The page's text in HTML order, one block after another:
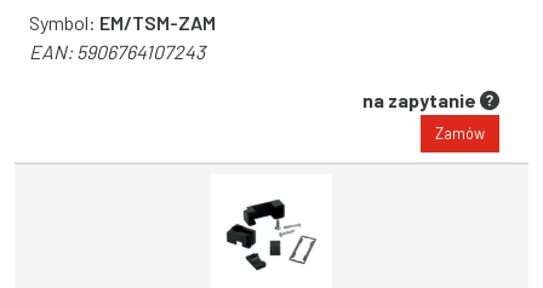
Symbol: EM/TSM-ZAM
EAN:5906764107243
na zapytanie
Zamów